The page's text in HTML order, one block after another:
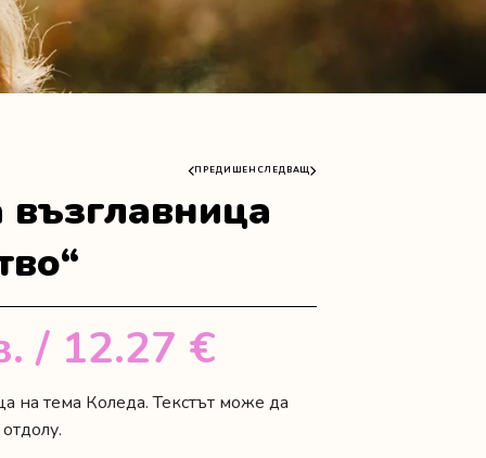
ПРЕДИШЕН СЛЕДВАЩ
/ 12.27 €
на тема Коледа. Текстът може да